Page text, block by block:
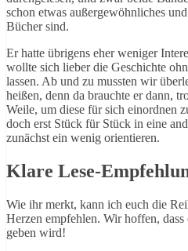
schon etwas außergewöhnliches
Bücher sind.
Er hatte übrigens eher weniger
wollte sich lieber die Geschichte
lassen. Ab und zu mussten wir
heißen, denn da brauchte er dann,
Weile, um diese für sich einordnen
doch erst Stück für Stück in eine
zunächst ein wenig orientieren.
Klare Lese-
Wie ihr merkt, kann ich euch die
Herzen empfehlen. Wir hoffen,
geben wird!